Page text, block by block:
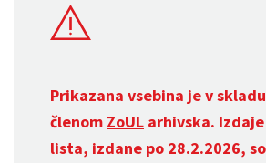
Prikazana vsebina je v
členom ZoUL arhivska.
lista, izdane po 28.2.2026,